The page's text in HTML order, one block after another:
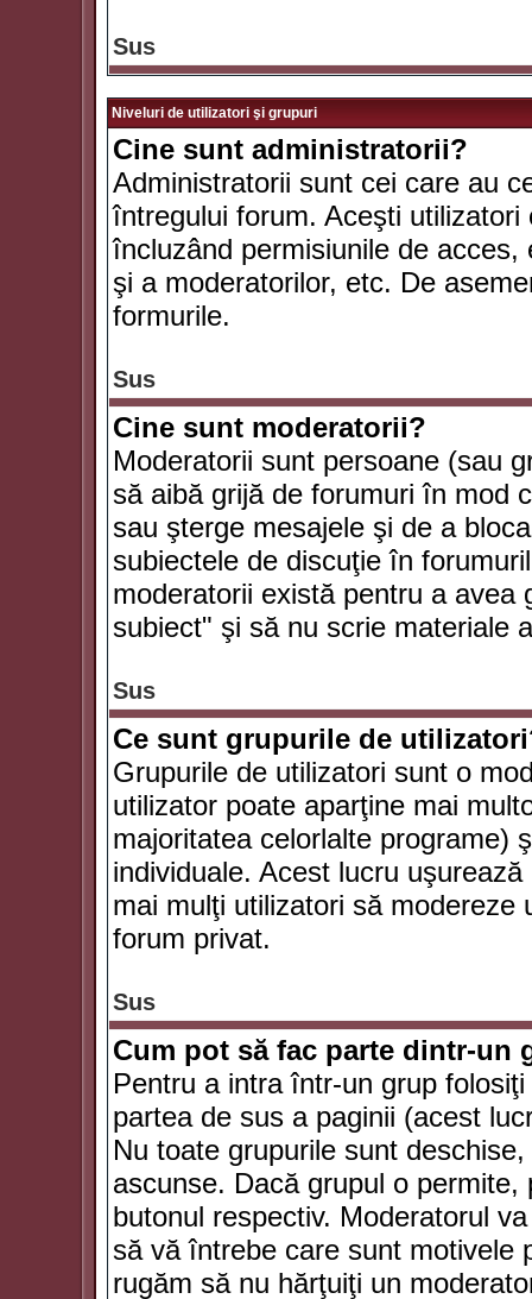
Sus
Niveluri de utilizatori şi grupuri
Cine sunt administratorii?
Administratorii sunt cei care au
întregului forum. Aceşti
încluzând permisiunile de
şi a moderatorilor, etc. De
formurile.
Sus
Cine sunt moderatorii?
Moderatorii sunt persoane (sau
să aibă grijă de forumuri în mod
sau şterge mesajele şi de a
subiectele de discuţie în
moderatorii există pentru a avea
subiect" şi să nu scrie materiale
Sus
Ce sunt grupurile de
Grupurile de utilizatori sunt o
utilizator poate aparţine mai
majoritatea celorlalte programe)
individuale. Acest lucru
mai mulţi utilizatori să
forum privat.
Sus
Cum pot să fac parte dintr-un
Pentru a intra într-un grup
partea de sus a paginii (acest
Nu toate grupurile sunt
ascunse. Dacă grupul o
butonul respectiv. Moderatorul
să vă întrebe care sunt motivele
rugăm să nu hărţuiţi un